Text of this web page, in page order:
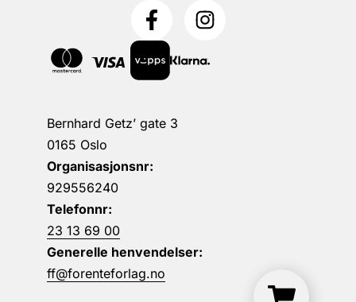
Bernhard Getz’ gate 3
0165 Oslo
Organisasjonsnr:
929556240
Telefonnr:
23 13 69 00
Generelle henvendelser:
ff@forenteforlag.no